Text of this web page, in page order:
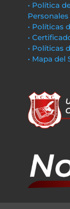
• Política
Personales
• Políticas
•
• Políticas
• Mapa del